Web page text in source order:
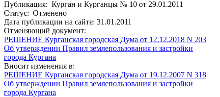
Публикация: Курган и Курганцы № 10 от 29.01.2011
Статус: Отменено
Дата публикации на сайте: 31.01.2011
Отменяющий документ:
РЕШЕНИЕ Курганская городская Дума от 12.12.2018 N 203
Об утверждении Правил землепользования и застройки
города Кургана
Вносит изменения в:
РЕШЕНИЕ Курганская городская Дума от 19.12.2007 N 318
Об утверждении Правил землепользования и застройки
города Кургана